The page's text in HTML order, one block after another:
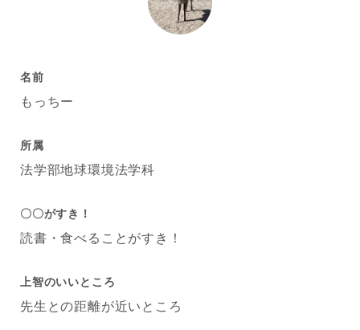
名前
もっちー
所属
法学部地球環境法学科
〇〇がすき！
読書・食べることがすき！
上智のいいところ
先生との距離が近いところ